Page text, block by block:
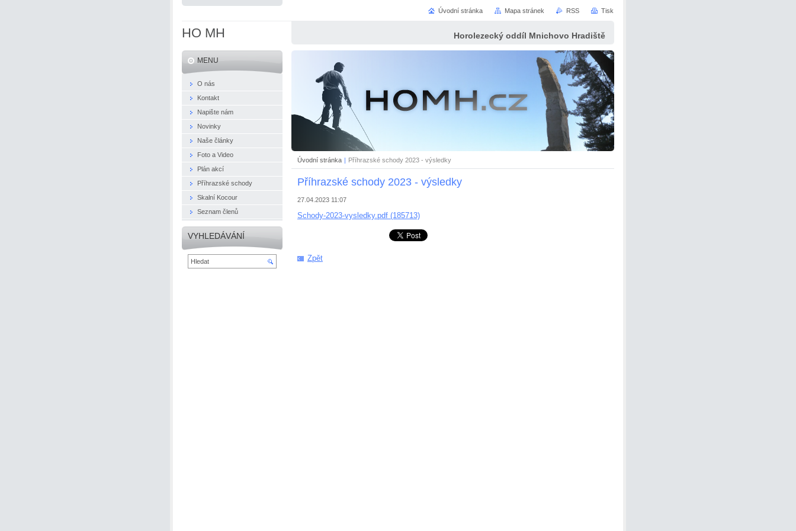
HO MH Horolezecký oddíl Mnichovo Hradiště
Úvodní stránka | Příhrazské schody 2023 - výsledky
Příhrazské schody 2023 - výsledky
27.04.2023 11:07
Schody-2023-vysledky.pdf (185713)
Zpět
MENU
O nás
Kontakt
Napište nám
Novinky
Naše články
Foto a Video
Plán akcí
Příhrazské schody
Skalní Kocour
Seznam členů
VYHLEDÁVÁNÍ
Úvodní stránka Mapa stránek RSS Tisk